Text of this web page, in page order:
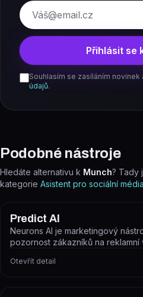
E-mail
Přihlásit se
Souhlasím se zasíláním novinek
údajů.
Podobné nástroje
Hledáte alternativu k Munch? Tady
kategorie Asistent pro sociální média
Predict AI
Neurons AI je marketingový
pozornost zákazníků na reklamní
Otevřít detail